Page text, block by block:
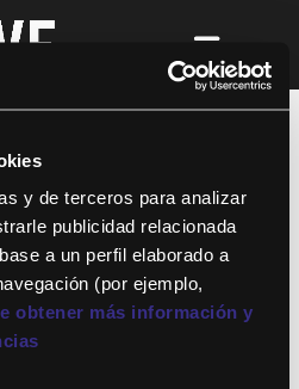
y de terceros para analizar
publicidad relacionada
a un perfil elaborado a
(por ejemplo,
obtener más información y
ALTAFIT MOVE tienes
a todos nuestros
clases online donde